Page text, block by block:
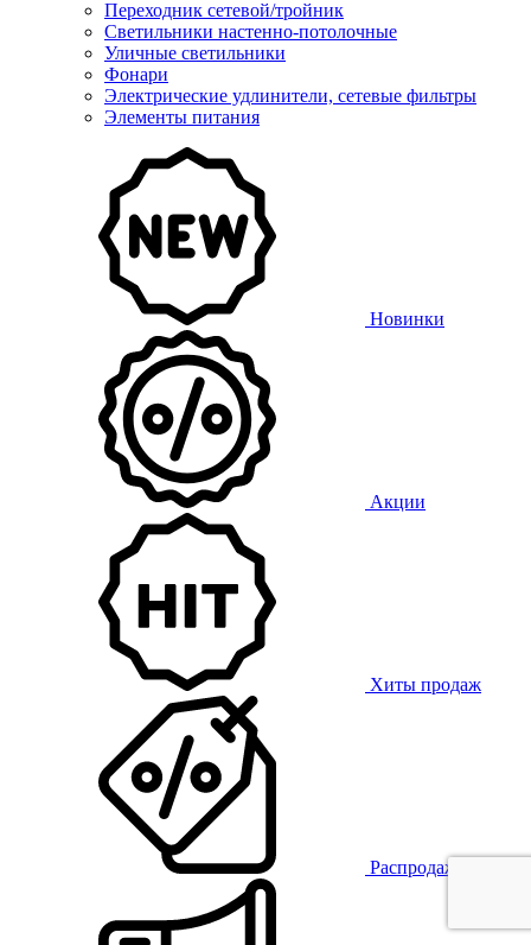
Переходник сетевой/тройник
Светильники настенно-потолочные
Уличные светильники
Фонари
Электрические удлинители, сетевые фильтры
Элементы питания
Новинки
Акции
Хиты продаж
Распродажа